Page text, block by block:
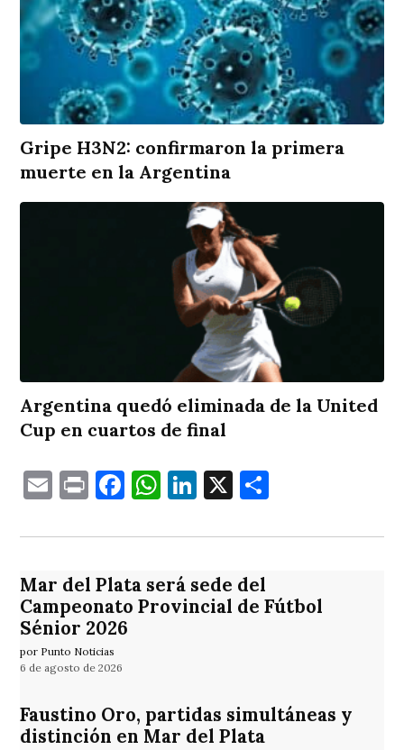
Gripe H3N2: confirmaron la primera
muerte en la Argentina
Argentina quedó eliminada de la United
Cup en cuartos de final
EmailPrintFacebook
WhatsApp
LinkedIn
X
Mar del Plata será sede del
Campeonato Provincial de Fútbol
Sénior 2026
por Punto Noticias
6 de agosto de 2026
Faustino Oro, partidas simultáneas y
distinción en Mar del Plata